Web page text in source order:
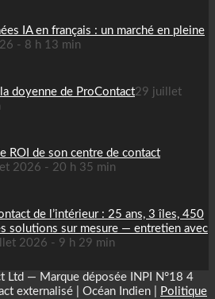
IA en français : un marché en pleine
- 8 h 13 min
doyenne de ProContact29 juillet
ROI de son centre de contact
2026 - 20 h 35 min
de l’intérieur : 25 ans, 3 îles, 450
solutions sur mesure — entretien avec
2026 - 9 h 29 min
— Marque déposée INPI N°18 4
externalisé | Océan Indien |
Politique